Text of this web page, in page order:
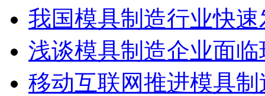
我国模具制造行业快
浅谈模具制造企业面
移动互联网推进模具